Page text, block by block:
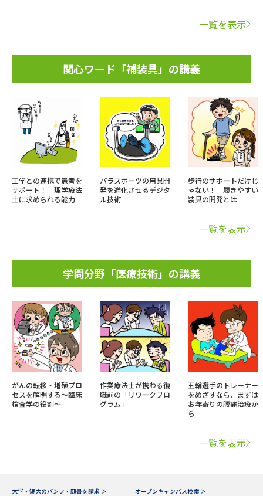
一覧を表示
関心ワード「補装具」の講義
工学との連携で患者を
サポート！ 理学療法
士に求められる能力
パラスポーツの用具開
発を進化させるデジタ
ル技術
歩行のサポートだけじ
ゃない！ 履きやすい
装具の開発とは
一覧を表示
学問分野「医療技術」の講義
がんの転移・増殖プロ
セスを解明する～臨床
検査学の役割～
作業療法士が携わる復
職前の「リワークプロ
グラム」
五輪選手のトレーナー
をめざすなら、まずは
お年寄りの腰痛治療か
ら
一覧を表示
大学・短大のパンフ・願書を請求 ＞
オープンキャンパス検索 ＞